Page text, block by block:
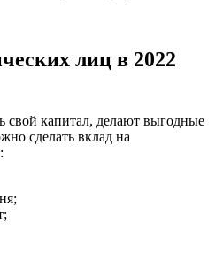
лиц в 2022
капитал, делают выгодные
сделать вклад на